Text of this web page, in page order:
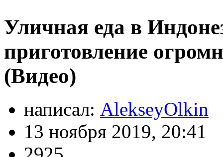
Уличная еда в
приготовление
(Видео)
написал: AlekseyOlkin
13 ноября 2019, 20:41